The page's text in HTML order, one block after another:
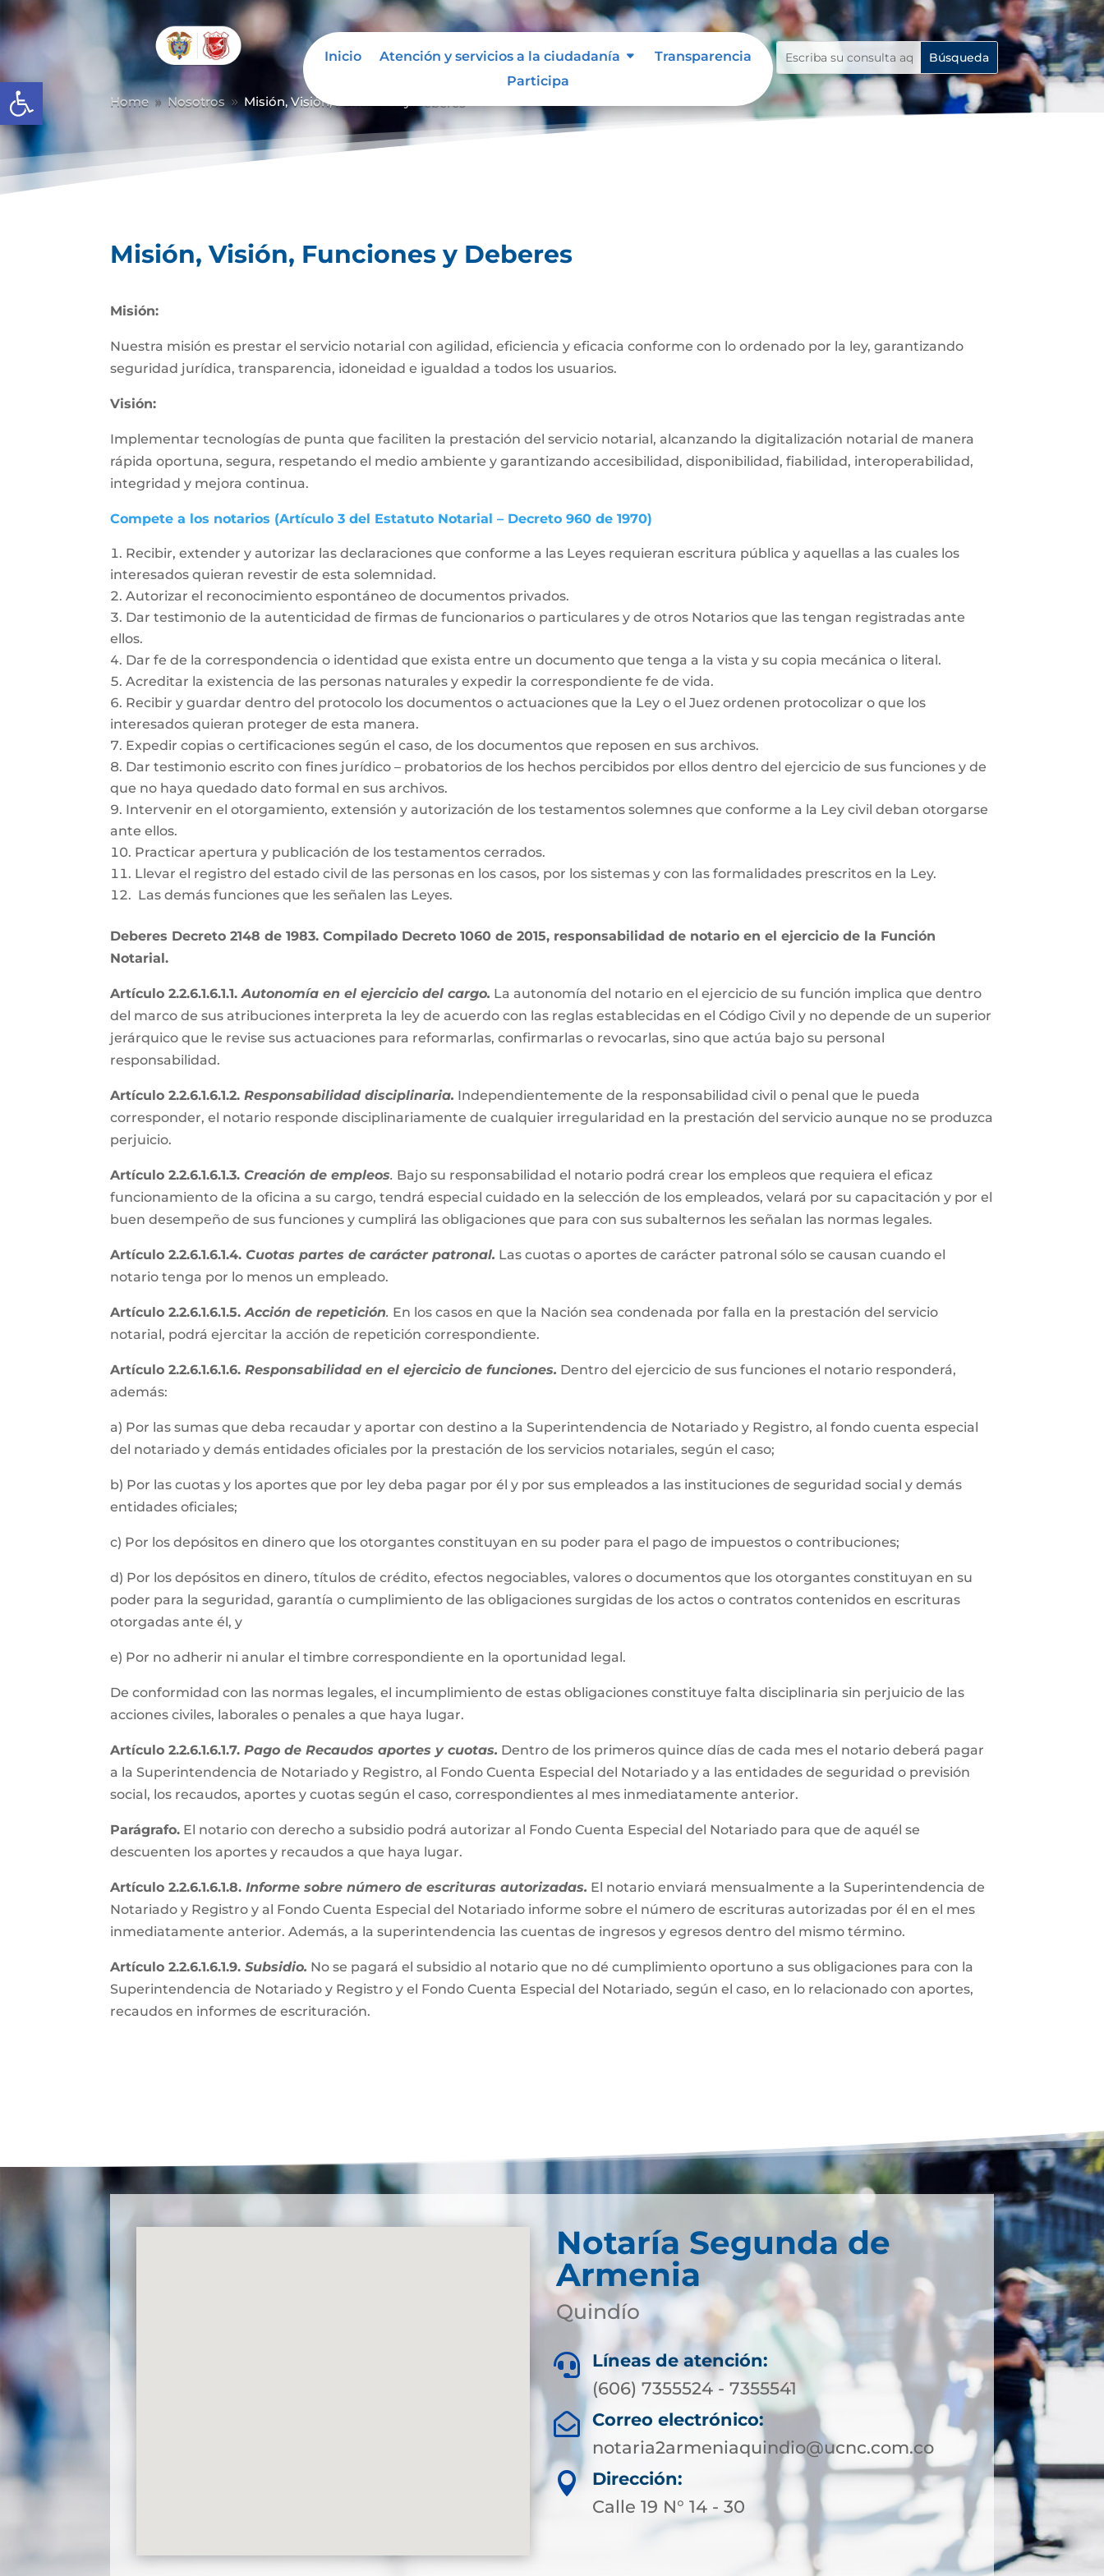
Abrir barra de herramientas
Inicio Atención y servicios a la ciudadanía
Transparencia
Participa
Home 9 Nosotros 9 Misión, Visión, Funciones y Deberes
Misión, Visión, Funciones y Deberes
Misión:
Nuestra misión es prestar el servicio notarial con agilidad, eficiencia y eficacia conforme con lo ordenado por la ley, garantizando
seguridad jurídica, transparencia, idoneidad e igualdad a todos los usuarios.
Visión:
Implementar tecnologías de punta que faciliten la prestación del servicio notarial, alcanzando la digitalización notarial de manera
rápida oportuna, segura, respetando el medio ambiente y garantizando accesibilidad, disponibilidad, fiabilidad, interoperabilidad,
integridad y mejora continua.
Compete a los notarios (Artículo 3 del Estatuto Notarial – Decreto 960 de 1970)
Recibir, extender y autorizar las declaraciones que conforme a las Leyes requieran escritura pública y aquellas a las cuales los
interesados quieran revestir de esta solemnidad.
Autorizar el reconocimiento espontáneo de documentos privados.
Dar testimonio de la autenticidad de firmas de funcionarios o particulares y de otros Notarios que las tengan registradas ante
ellos.
Dar fe de la correspondencia o identidad que exista entre un documento que tenga a la vista y su copia mecánica o literal.
Acreditar la existencia de las personas naturales y expedir la correspondiente fe de vida.
Recibir y guardar dentro del protocolo los documentos o actuaciones que la Ley o el Juez ordenen protocolizar o que los
interesados quieran proteger de esta manera.
Expedir copias o certificaciones según el caso, de los documentos que reposen en sus archivos.
Dar testimonio escrito con fines jurídico – probatorios de los hechos percibidos por ellos dentro del ejercicio de sus funciones y de
que no haya quedado dato formal en sus archivos.
Intervenir en el otorgamiento, extensión y autorización de los testamentos solemnes que conforme a la Ley civil deban otorgarse
ante ellos.
Practicar apertura y publicación de los testamentos cerrados.
Llevar el registro del estado civil de las personas en los casos, por los sistemas y con las formalidades prescritos en la Ley.
Las demás funciones que les señalen las Leyes.
Deberes Decreto 2148 de 1983. Compilado Decreto 1060 de 2015, responsabilidad de notario en el ejercicio de la Función
Notarial.
Artículo 2.2.6.1.6.1.1.Autonomía en el ejercicio del cargo. La autonomía del notario en el ejercicio de su función implica que dentro
del marco de sus atribuciones interpreta la ley de acuerdo con las reglas establecidas en el Código Civil y no depende de un superior
jerárquico que le revise sus actuaciones para reformarlas, confirmarlas o revocarlas, sino que actúa bajo su personal
responsabilidad.
Artículo 2.2.6.1.6.1.2. Responsabilidad disciplinaria. Independientemente de la responsabilidad civil o penal que le pueda
corresponder, el notario responde disciplinariamente de cualquier irregularidad en la prestación del servicio aunque no se produzca
perjuicio.
Artículo 2.2.6.1.6.1.3.Creación de empleos. Bajo su responsabilidad el notario podrá crear los empleos que requiera el eficaz
funcionamiento de la oficina a su cargo, tendrá especial cuidado en la selección de los empleados, velará por su capacitación y por el
buen desempeño de sus funciones y cumplirá las obligaciones que para con sus subalternos les señalan las normas legales.
Artículo 2.2.6.1.6.1.4.Cuotas partes de carácter patronal. Las cuotas o aportes de carácter patronal sólo se causan cuando el
notario tenga por lo menos un empleado.
Artículo 2.2.6.1.6.1.5.Acción de repetición. En los casos en que la Nación sea condenada por falla en la prestación del servicio
notarial, podrá ejercitar la acción de repetición correspondiente.
Artículo 2.2.6.1.6.1.6.Responsabilidad en el ejercicio de funciones. Dentro del ejercicio de sus funciones el notario responderá,
además:
a) Por las sumas que deba recaudar y aportar con destino a la Superintendencia de Notariado y Registro, al fondo cuenta especial
del notariado y demás entidades oficiales por la prestación de los servicios notariales, según el caso;
b) Por las cuotas y los aportes que por ley deba pagar por él y por sus empleados a las instituciones de seguridad social y demás
entidades oficiales;
c) Por los depósitos en dinero que los otorgantes constituyan en su poder para el pago de impuestos o contribuciones;
d) Por los depósitos en dinero, títulos de crédito, efectos negociables, valores o documentos que los otorgantes constituyan en su
poder para la seguridad, garantía o cumplimiento de las obligaciones surgidas de los actos o contratos contenidos en escrituras
otorgadas ante él, y
e) Por no adherir ni anular el timbre correspondiente en la oportunidad legal.
De conformidad con las normas legales, el incumplimiento de estas obligaciones constituye falta disciplinaria sin perjuicio de las
acciones civiles, laborales o penales a que haya lugar.
Artículo 2.2.6.1.6.1.7.Pago de Recaudos aportes y cuotas. Dentro de los primeros quince días de cada mes el notario deberá pagar
a la Superintendencia de Notariado y Registro, al Fondo Cuenta Especial del Notariado y a las entidades de seguridad o previsión
social, los recaudos, aportes y cuotas según el caso, correspondientes al mes inmediatamente anterior.
Parágrafo. El notario con derecho a subsidio podrá autorizar al Fondo Cuenta Especial del Notariado para que de aquél se
descuenten los aportes y recaudos a que haya lugar.
Artículo 2.2.6.1.6.1.8.Informe sobre número de escrituras autorizadas. El notario enviará mensualmente a la Superintendencia de
Notariado y Registro y al Fondo Cuenta Especial del Notariado informe sobre el número de escrituras autorizadas por él en el mes
inmediatamente anterior. Además, a la superintendencia las cuentas de ingresos y egresos dentro del mismo término.
Artículo 2.2.6.1.6.1.9.Subsidio. No se pagará el subsidio al notario que no dé cumplimiento oportuno a sus obligaciones para con la
Superintendencia de Notariado y Registro y el Fondo Cuenta Especial del Notariado, según el caso, en lo relacionado con aportes,
recaudos en informes de escrituración.
Notaría Segunda de
Armenia
Quindío

Líneas de atención:
(606) 7355524 - 7355541

Correo electrónico:
notaria2armeniaquindio@ucnc.com.co

Dirección:
Calle 19 N° 14 - 30